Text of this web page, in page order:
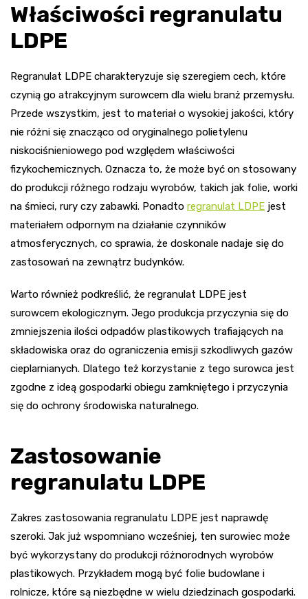
Właściwości regranulatu
LDPE
Regranulat LDPE charakteryzuje się szeregiem cech, które
czynią go atrakcyjnym surowcem dla wielu branż przemysłu.
Przede wszystkim, jest to materiał o wysokiej jakości, który
nie różni się znacząco od oryginalnego polietylenu
niskociśnieniowego pod względem właściwości
fizykochemicznych. Oznacza to, że może być on stosowany
do produkcji różnego rodzaju wyrobów, takich jak folie, worki
na śmieci, rury czy zabawki. Ponadto regranulat LDPE jest
materiałem odpornym na działanie czynników
atmosferycznych, co sprawia, że doskonale nadaje się do
zastosowań na zewnątrz budynków.
Warto również podkreślić, że regranulat LDPE jest
surowcem ekologicznym. Jego produkcja przyczynia się do
zmniejszenia ilości odpadów plastikowych trafiających na
składowiska oraz do ograniczenia emisji szkodliwych gazów
cieplarnianych. Dlatego też korzystanie z tego surowca jest
zgodne z ideą gospodarki obiegu zamkniętego i przyczynia
się do ochrony środowiska naturalnego.
Zastosowanie
regranulatu LDPE
Zakres zastosowania regranulatu LDPE jest naprawdę
szeroki. Jak już wspomniano wcześniej, ten surowiec może
być wykorzystany do produkcji różnorodnych wyrobów
plastikowych. Przykładem mogą być folie budowlane i
rolnicze, które są niezbędne w wielu dziedzinach gospodarki.